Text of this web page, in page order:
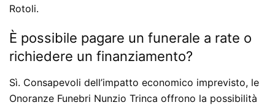
Rotoli.
È possibile pagare un funerale a rate o
richiedere un finanziamento?
Sì. Consapevoli dell’impatto economico imprevisto, le
Onoranze Funebri Nunzio Trinca offrono la possibilità